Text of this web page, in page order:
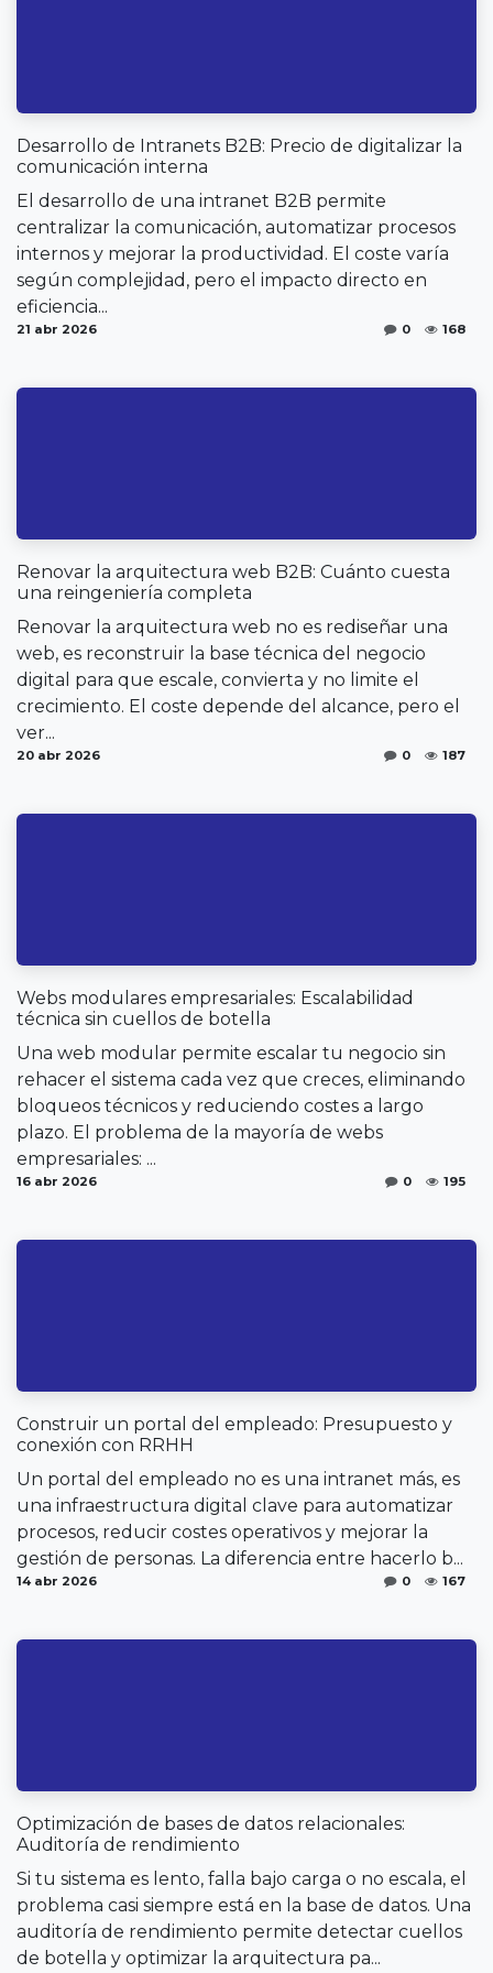
Desarrollo de Intranets B2B: Precio de digitalizar la
comunicación interna
El desarrollo de una intranet B2B permite
centralizar la comunicación, automatizar procesos
internos y mejorar la productividad. El coste varía
según complejidad, pero el impacto directo en
eficiencia...
21 abr 2026 0 168
Renovar la arquitectura web B2B: Cuánto cuesta
una reingeniería completa
Renovar la arquitectura web no es rediseñar una
web, es reconstruir la base técnica del negocio
digital para que escale, convierta y no limite el
crecimiento. El coste depende del alcance, pero el
ver...
20 abr 2026 0 187
Webs modulares empresariales: Escalabilidad
técnica sin cuellos de botella
Una web modular permite escalar tu negocio sin
rehacer el sistema cada vez que creces, eliminando
bloqueos técnicos y reduciendo costes a largo
plazo. El problema de la mayoría de webs
empresariales: ...
16 abr 2026 0 195
Construir un portal del empleado: Presupuesto y
conexión con RRHH
Un portal del empleado no es una intranet más, es
una infraestructura digital clave para automatizar
procesos, reducir costes operativos y mejorar la
gestión de personas. La diferencia entre hacerlo b...
14 abr 2026 0 167
Optimización de bases de datos relacionales:
Auditoría de rendimiento
Si tu sistema es lento, falla bajo carga o no escala, el
problema casi siempre está en la base de datos. Una
auditoría de rendimiento permite detectar cuellos
de botella y optimizar la arquitectura pa...